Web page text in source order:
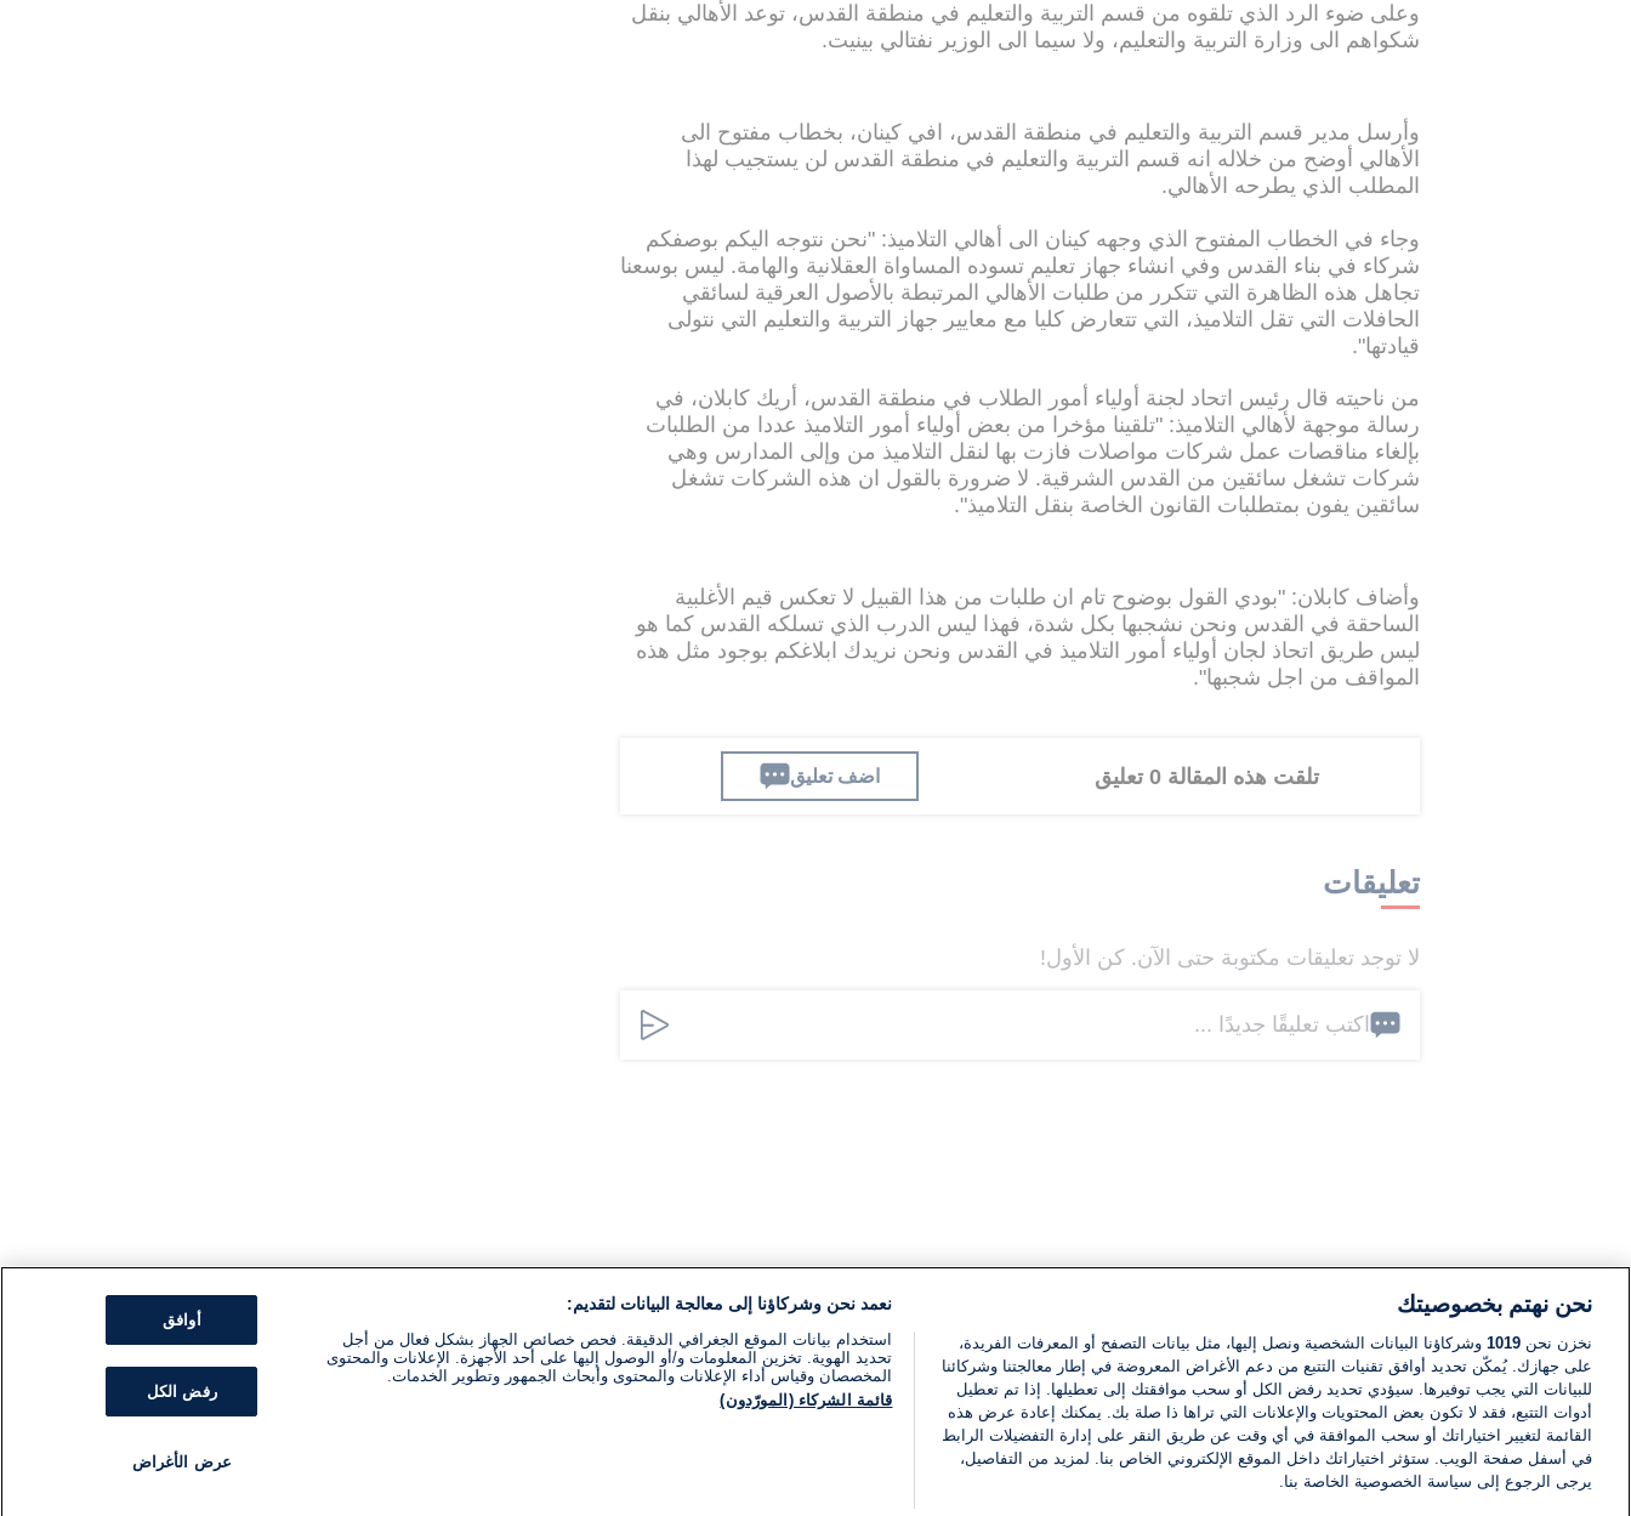
وعلى ضوء الرد الذي تلقوه من قسم التربية والتعليم في منطقة القدس، توعد الأهالي بنقل
شكواهم الى وزارة التربية والتعليم، ولا سيما الى الوزير نفتالي بينيت.
وأرسل مدير قسم التربية والتعليم في منطقة القدس، افي كينان، بخطاب مفتوح الى
الأهالي أوضح من خلاله انه قسم التربية والتعليم في منطقة القدس لن يستجيب لهذا
المطلب الذي يطرحه الأهالي.
وجاء في الخطاب المفتوح الذي وجهه كينان الى أهالي التلاميذ: "نحن نتوجه اليكم بوصفكم
شركاء في بناء القدس وفي انشاء جهاز تعليم تسوده المساواة العقلانية والهامة. ليس بوسعنا
تجاهل هذه الظاهرة التي تتكرر من طلبات الأهالي المرتبطة بالأصول العرقية لسائقي
الحافلات التي تقل التلاميذ، التي تتعارض كليا مع معايير جهاز التربية والتعليم التي نتولى
قيادتها".
من ناحيته قال رئيس اتحاد لجنة أولياء أمور الطلاب في منطقة القدس، أريك كابلان، في
رسالة موجهة لأهالي التلاميذ: "تلقينا مؤخرا من بعض أولياء أمور التلاميذ عددا من الطلبات
بإلغاء مناقصات عمل شركات مواصلات فازت بها لنقل التلاميذ من وإلى المدارس وهي
شركات تشغل سائقين من القدس الشرقية. لا ضرورة بالقول ان هذه الشركات تشغل
سائقين يفون بمتطلبات القانون الخاصة بنقل التلاميذ".
وأضاف كابلان: "بودي القول بوضوح تام ان طلبات من هذا القبيل لا تعكس قيم الأغلبية
الساحقة في القدس ونحن نشجبها بكل شدة، فهذا ليس الدرب الذي تسلكه القدس كما هو
ليس طريق اتحاذ لجان أولياء أمور التلاميذ في القدس ونحن نريدك ابلاغكم بوجود مثل هذه
المواقف من اجل شجبها".
تلقت هذه المقالة 0 تعليق اضف تعليق
تعليقات
لا توجد تعليقات مكتوبة حتى الآن. كن الأول!
اكتب تعليقًا جديدًا ...
نحن نهتم بخصوصيتك
نخزن نحن 1019 وشركاؤنا البيانات الشخصية ونصل إليها، مثل بيانات التصفح أو المعرفات الفريدة،
على جهازك. يُمكّن تحديد أوافق تقنيات التتبع من دعم الأغراض المعروضة في إطار معالجتنا وشركائنا
للبيانات التي يجب توفيرها. سيؤدي تحديد رفض الكل أو سحب موافقتك إلى تعطيلها. إذا تم تعطيل
أدوات التتبع، فقد لا تكون بعض المحتويات والإعلانات التي تراها ذا صلة بك. يمكنك إعادة عرض هذه
القائمة لتغيير اختياراتك أو سحب الموافقة في أي وقت عن طريق النقر على إدارة التفضيلات الرابط
في أسفل صفحة الويب. ستؤثر اختياراتك داخل الموقع الإلكتروني الخاص بنا. لمزيد من التفاصيل،
يرجى الرجوع إلى سياسة الخصوصية الخاصة بنا.
نعمد نحن وشركاؤنا إلى معالجة البيانات لتقديم:
استخدام بيانات الموقع الجغرافي الدقيقة. فحص خصائص الجهاز بشكل فعال من أجل
تحديد الهوية. تخزين المعلومات و/أو الوصول إليها على أحد الأجهزة. الإعلانات والمحتوى
المخصصان وقياس أداء الإعلانات والمحتوى وأبحاث الجمهور وتطوير الخدمات.
قائمة الشركاء (المورّدون)
أوافق
رفض الكل
عرض الأغراض